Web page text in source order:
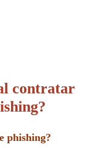
contratar
phishing?